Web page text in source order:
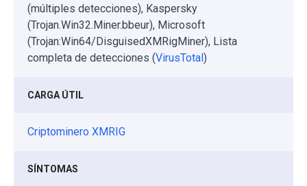
(múltiples detecciones), Kaspersky
(Trojan.Win32.Miner.bbeur), Microsoft
(Trojan:Win64/DisguisedXMRigMiner), Lista
completa de detecciones (VirusTotal )
CARGA ÚTIL
Criptominero XMRIG
SÍNTOMAS